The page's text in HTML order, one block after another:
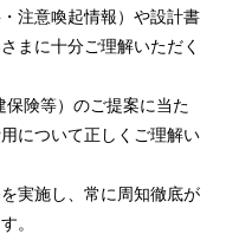
注意喚起情報）や設計書
まに十分ご理解いただく
保険等）のご提案に当た
について正しくご理解い
実施し、常に周知徹底が
。